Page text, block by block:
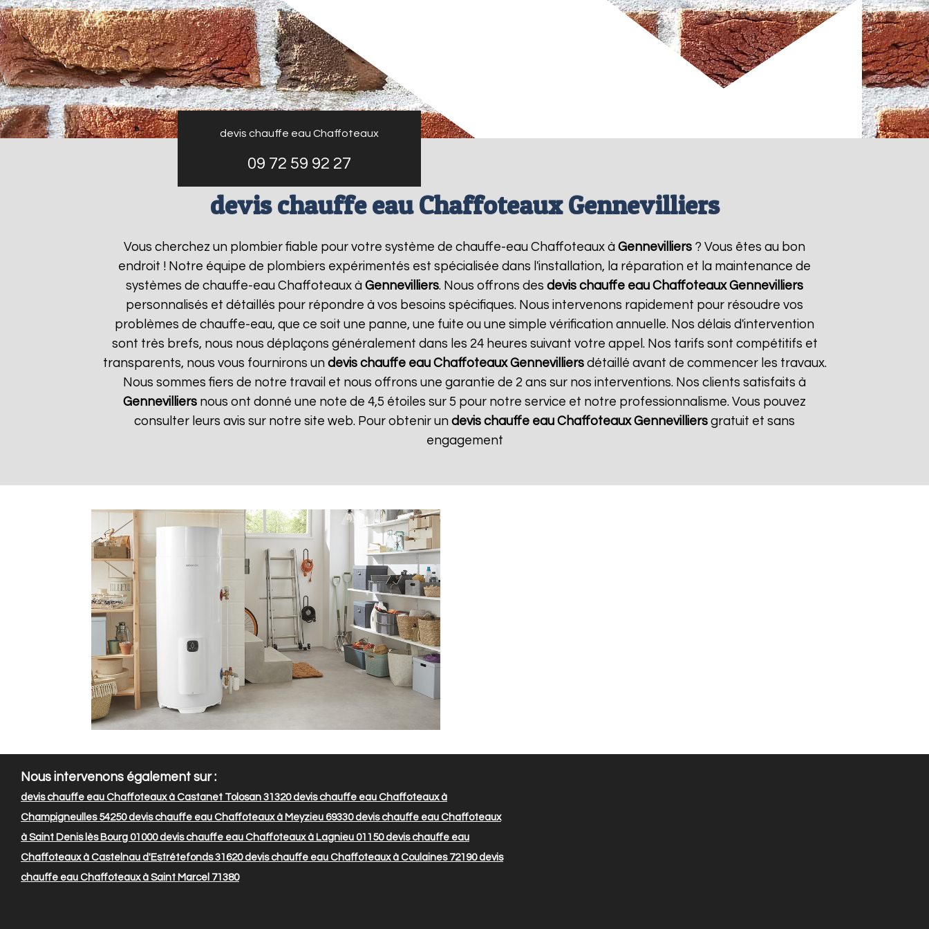
devis chauffe eau Chaffoteaux
09 72 59 92 27
devis chauffe eau Chaffoteaux Gennevilliers
Vous cherchez un plombier fiable pour votre système de chauffe-eau Chaffoteaux à Gennevilliers ? Vous êtes au bon
endroit ! Notre équipe de plombiers expérimentés est spécialisée dans l'installation, la réparation et la maintenance de
systèmes de chauffe-eau Chaffoteaux à Gennevilliers. Nous offrons des devis chauffe eau Chaffoteaux Gennevilliers
personnalisés et détaillés pour répondre à vos besoins spécifiques. Nous intervenons rapidement pour résoudre vos
problèmes de chauffe-eau, que ce soit une panne, une fuite ou une simple vérification annuelle. Nos délais d'intervention
sont très brefs, nous nous déplaçons généralement dans les 24 heures suivant votre appel. Nos tarifs sont compétitifs et
transparents, nous vous fournirons un devis chauffe eau Chaffoteaux Gennevilliersdétaillé avant de commencer les travaux.
Nous sommes fiers de notre travail et nous offrons une garantie de 2 ans sur nos interventions. Nos clients satisfaits à
Gennevilliers nous ont donné une note de 4,5 étoiles sur 5 pour notre service et notre professionnalisme. Vous pouvez
consulter leurs avis sur notre site web. Pour obtenir un devis chauffe eau Chaffoteaux Gennevilliers gratuit et sans
engagement
Nous intervenons également sur :
devis chauffe eau Chaffoteaux à Castanet Tolosan 31320devis chauffe eau Chaffoteaux à
Champigneulles 54250devis chauffe eau Chaffoteaux à Meyzieu 69330devis chauffe eau Chaffoteaux
à Saint Denis lès Bourg 01000devis chauffe eau Chaffoteaux à Lagnieu 01150devis chauffe eau
Chaffoteaux à Castelnau d'Estrétefonds 31620devis chauffe eau Chaffoteaux à Coulaines 72190devis
chauffe eau Chaffoteaux à Saint Marcel 71380